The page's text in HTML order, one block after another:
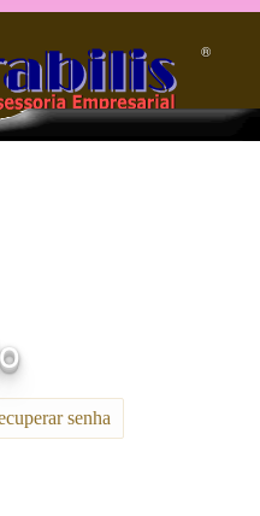
principal
®️
senha